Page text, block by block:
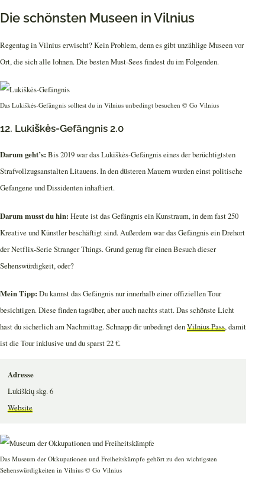
Die schönsten Museen in Vilnius
Regentag in Vilnius erwischt? Kein Problem, denn es gibt unzählige Museen vor
Ort, die sich alle lohnen. Die besten Must-Sees findest du im Folgenden.
Das Lukiškės-Gefängnis solltest du in Vilnius unbedingt besuchen © Go Vilnius
12. Lukiškės-Gefängnis 2.0
Darum geht’s: Bis 2019 war das Lukiškės-Gefängnis eines der berüchtigtsten
Strafvollzugsanstalten Litauens. In den düsteren Mauern wurden einst politische
Gefangene und Dissidenten inhaftiert.
Darum musst du hin: Heute ist das Gefängnis ein Kunstraum, in dem fast 250
Kreative und Künstler beschäftigt sind. Außerdem war das Gefängnis ein Drehort
der Netflix-Serie Stranger Things. Grund genug für einen Besuch dieser
Sehenswürdigkeit, oder?
Mein Tipp: Du kannst das Gefängnis nur innerhalb einer offiziellen Tour
besichtigen. Diese finden tagsüber, aber auch nachts statt. Das schönste Licht
hast du sicherlich am Nachmittag. Schnapp dir unbedingt denVilnius Pass, damit
ist die Tour inklusive und du sparst 22 €.
Adresse
Lukiškių skg. 6
Website
Das Museum der Okkupationen und Freiheitskämpfe gehört zu den wichtigsten
Sehenswürdigkeiten in Vilnius © Go Vilnius